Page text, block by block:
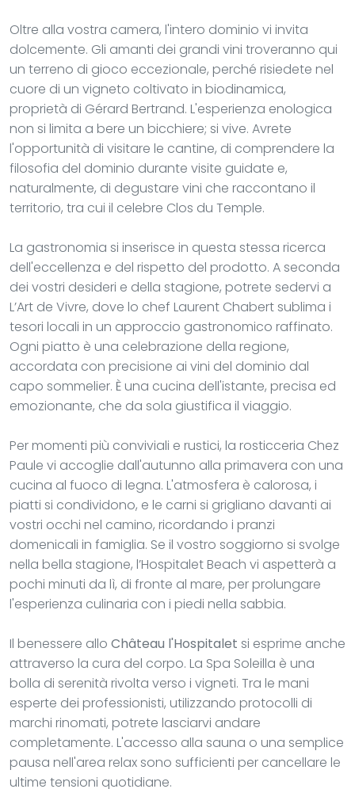
Oltre alla vostra camera, l'intero dominio vi invita
dolcemente. Gli amanti dei grandi vini troveranno qui
un terreno di gioco eccezionale, perché risiedete nel
cuore di un vigneto coltivato in biodinamica,
proprietà di Gérard Bertrand. L'esperienza enologica
non si limita a bere un bicchiere; si vive. Avrete
l'opportunità di visitare le cantine, di comprendere la
filosofia del dominio durante visite guidate e,
naturalmente, di degustare vini che raccontano il
territorio, tra cui il celebre Clos du Temple.
La gastronomia si inserisce in questa stessa ricerca
dell'eccellenza e del rispetto del prodotto. A seconda
dei vostri desideri e della stagione, potrete sedervi a
L’Art de Vivre, dove lo chef Laurent Chabert sublima i
tesori locali in un approccio gastronomico raffinato.
Ogni piatto è una celebrazione della regione,
accordata con precisione ai vini del dominio dal
capo sommelier. È una cucina dell'istante, precisa ed
emozionante, che da sola giustifica il viaggio.
Per momenti più conviviali e rustici, la rosticceria Chez
Paule vi accoglie dall'autunno alla primavera con una
cucina al fuoco di legna. L'atmosfera è calorosa, i
piatti si condividono, e le carni si grigliano davanti ai
vostri occhi nel camino, ricordando i pranzi
domenicali in famiglia. Se il vostro soggiorno si svolge
nella bella stagione, l’Hospitalet Beach vi aspetterà a
pochi minuti da lì, di fronte al mare, per prolungare
l'esperienza culinaria con i piedi nella sabbia.
Il benessere allo Château l'Hospitalet si esprime anche
attraverso la cura del corpo. La Spa Soleilla è una
bolla di serenità rivolta verso i vigneti. Tra le mani
esperte dei professionisti, utilizzando protocolli di
marchi rinomati, potrete lasciarvi andare
completamente. L'accesso alla sauna o una semplice
pausa nell'area relax sono sufficienti per cancellare le
ultime tensioni quotidiane.